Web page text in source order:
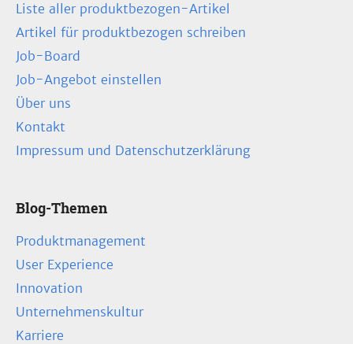
Liste aller produktbezogen-Artikel
Artikel für produktbezogen schreiben
Job-Board
Job-Angebot einstellen
Über uns
Kontakt
Impressum und Datenschutzerklärung
Blog-Themen
Produktmanagement
User Experience
Innovation
Unternehmenskultur
Karriere